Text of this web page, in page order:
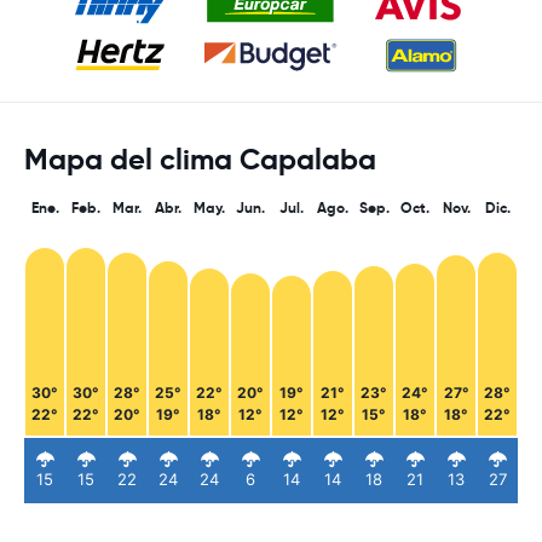
Mapa del clima Capalaba
Ene.
30°
22°
15
Feb.
30°
22°
15
Mar.
28°
20°
22
Abr.
25°
19°
24
May.
22°
18°
24
Jun.
20°
12°
6
Jul.
19°
12°
14
Ago.
21°
12°
14
Sep.
23°
15°
18
Oct.
24°
18°
21
Nov.
27°
18°
13
Dic.
28°
22°
27